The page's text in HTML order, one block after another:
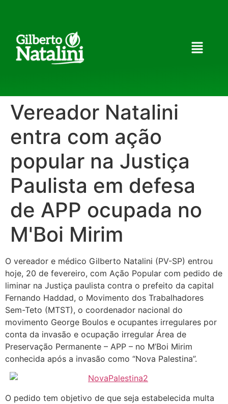
Vereador Natalini
entra com ação
popular na Justiça
Paulista em defesa
de APP ocupada no
M'Boi Mirim
O vereador e médico Gilberto Natalini (PV-SP) entrou
hoje, 20 de fevereiro, com Ação Popular com pedido de
liminar na Justiça paulista contra o prefeito da capital
Fernando Haddad, o Movimento dos Trabalhadores
Sem-Teto (MTST), o coordenador nacional do
movimento George Boulos e ocupantes irregulares por
conta da invasão e ocupação irregular Área de
Preservação Permanente – APP – no M’Boi Mirim
conhecida após a invasão como “Nova Palestina”.
O pedido tem objetivo de que seja estabelecida multa